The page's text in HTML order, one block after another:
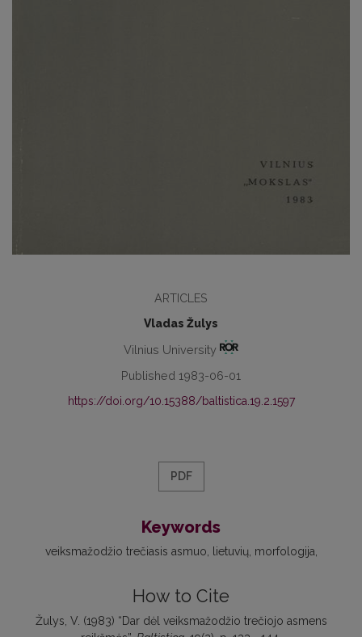
ARTICLES
Vladas Žulys
Vilnius University
Published 1983-06-01
https://doi.org/10.15388/baltistica.19.2.1597
PDF
Keywords
veiksmažodžio trečiasis asmuo lietuvių morfologija
How to Cite
Žulys, V. (1983) “Dar dėl veiksmažodžio trečiojo asmens